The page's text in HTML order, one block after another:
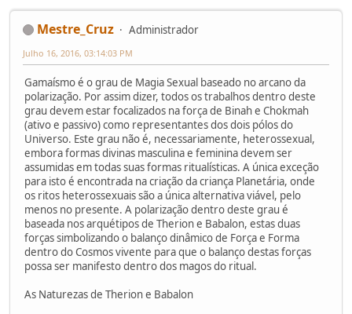
Mestre_Cruz Administrador
Julho 16, 2016, 03:14:03 PM
Gamaísmo é o grau de Magia Sexual baseado no arcano da
polarização. Por assim dizer, todos os trabalhos dentro deste
grau devem estar focalizados na força de Binah e Chokmah
(ativo e passivo) como representantes dos dois pólos do
Universo. Este grau não é, necessariamente, heterossexual,
embora formas divinas masculina e feminina devem ser
assumidas em todas suas formas ritualísticas. A única exceção
para isto é encontrada na criação da criança Planetária, onde
os ritos heterossexuais são a única alternativa viável, pelo
menos no presente. A polarização dentro deste grau é
baseada nos arquétipos de Therion e Babalon, estas duas
forças simbolizando o balanço dinâmico de Força e Forma
dentro do Cosmos vivente para que o balanço destas forças
possa ser manifesto dentro dos magos do ritual.
As Naturezas de Therion e Babalon